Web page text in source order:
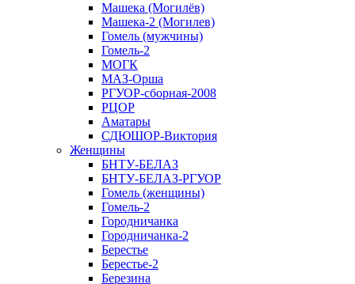
Машека (Могилёв)
Машека-2 (Могилев)
Гомель (мужчины)
Гомель-2
МОГК
МАЗ-Орша
РГУОР-сборная-2008
РЦОР
Аматары
СДЮШОР-Виктория
Женщины
БНТУ-БЕЛАЗ
БНТУ-БЕЛАЗ-РГУОР
Гомель (женщины)
Гомель-2
Городничанка
Городничанка-2
Берестье
Берестье-2
Березина